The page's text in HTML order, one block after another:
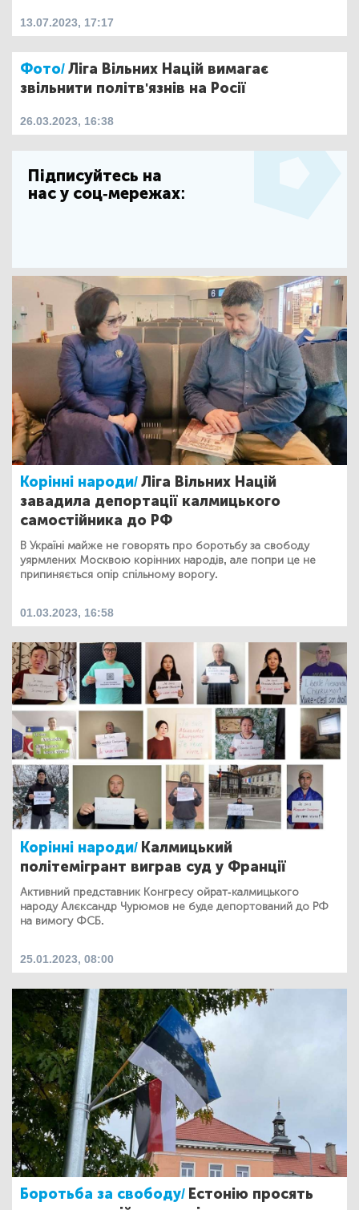
13.07.2023, 17:17
Фото/Ліга Вільних Націй вимагає
звільнити політв'язнів на Росії
26.03.2023, 16:38
Підписуйтесь на
нас у соц-мережах:
Корінні народи/Ліга Вільних Націй
завадила депортації калмицького
самостійника до РФ
В Україні майже не говорять про боротьбу за свободу
уярмлених Москвою корінних народів, але попри це не
припиняється опір спільному ворогу.
01.03.2023, 16:58
Корінні народи/ Калмицький
політемігрант виграв суд у Франції
Активний представник Конгресу ойрат-калмицького
народу Алєксандр Чурюмов не буде депортований до РФ
на вимогу ФСБ.
25.01.2023, 08:00
Боротьба за свободу/ Естонію просять